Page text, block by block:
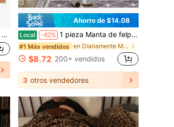
Ahorro de $14.08
Local -62% 1 pieza Manta de felpa vintage de Halloween - Gatos negros espeluznantes, calabazas de Jack-O'-Lanterns, casas embrujadas, murciélagos y patrones góticos - Edredón/funda de sofá/manta de camping de franela suave - Regalo acogedor lavable a máquina para todo el año para mujeres, adolescentes, decoración del hogar - Colores marrón/negro/naranja/gris/beige - 100% Polar de poliéster con textura acolchada, ideal para la siesta, los viajes y usos múltiples - Perfecto para Halloween y confort durante todo el año, Manta de franela de Halloween, Decoración de Halloween, Manta suave - Múltiples tamaños, Necesidad acogedora
#1 Más vendidos en Diariamente Mantas para sofá, mantas decorativa
$8.72 200+ vendidos
3 otros vendedores